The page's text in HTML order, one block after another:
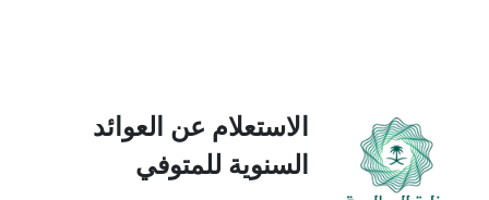
الاستعلام عن العوائد
السنوية للمتوفي